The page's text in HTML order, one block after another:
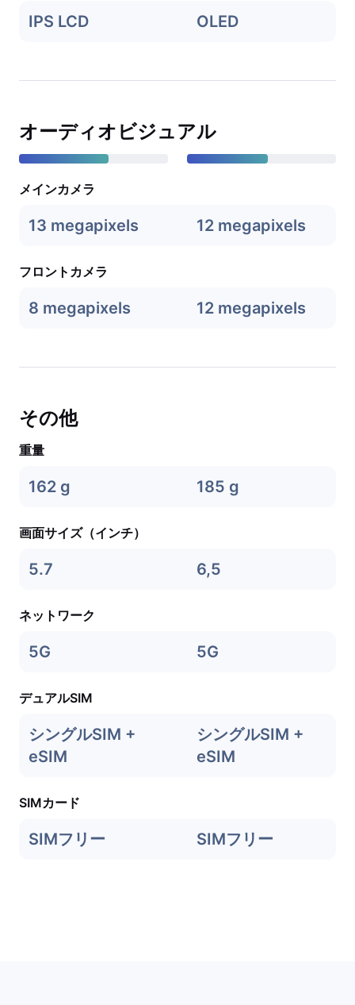
IPS LCD OLED
オーディオビジュアル
メインカメラ
13 megapixels 12 megapixels
フロントカメラ
8 megapixels 12 megapixels
その他
重量
162 g 185 g
画面サイズ（インチ）
5.7 6,5
ネットワーク
5G 5G
デュアルSIM
シングルSIM +
eSIM
シングルSIM +
eSIM
SIMカード
SIMフリー SIMフリー